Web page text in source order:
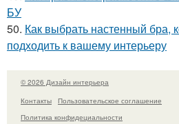
БУ
50. Как выбрать настенный бра,
подходить к вашему интерьеру
© 2026 Дизайн интерьера
Контакты
Пользовательское соглашение
Политика конфидециальности